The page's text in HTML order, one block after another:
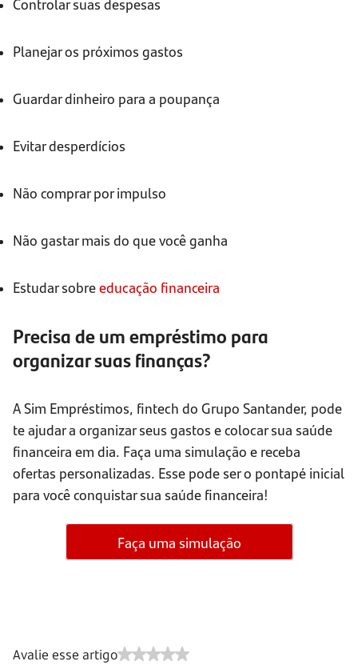
Planejar os próximos gastos
Guardar dinheiro para a poupança
Evitar desperdícios
Não comprar por impulso
Não gastar mais do que você ganha
Estudar sobreeducação financeira
Precisa de um empréstimo para
organizar suas finanças?
A Sim Empréstimos, fintech do Grupo Santander, pode
te ajudar a organizar seus gastos e colocar sua saúde
financeira em dia. Faça uma simulação e receba
ofertas personalizadas. Esse pode ser o pontapé inicial
para você conquistar sua saúde financeira!
Faça uma simulação
Avalie esse artigo